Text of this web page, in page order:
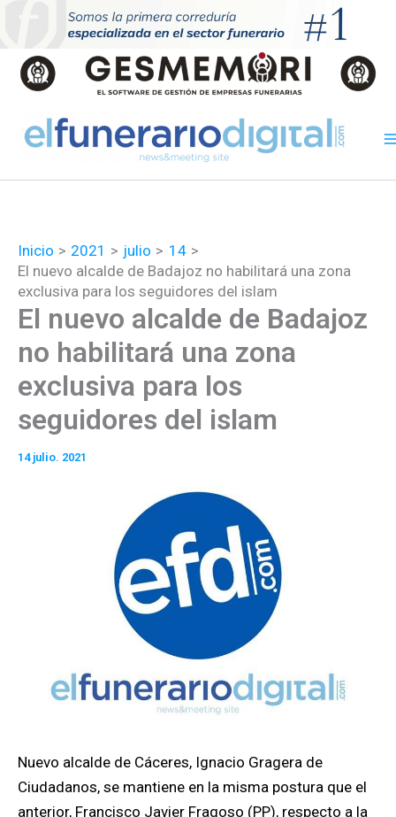
contenido
Inicio 2021 julio
14
El nuevo alcalde de Badajoz no habilitará una zona
exclusiva para los seguidores del islam
El nuevo alcalde de Badajoz
no habilitará una zona
exclusiva para los
seguidores del islam
14 julio. 2021
Nuevo alcalde de Cáceres, Ignacio Gragera de
Ciudadanos, se mantiene en la misma postura que el
anterior, Francisco Javier Fragoso (PP), respecto a la